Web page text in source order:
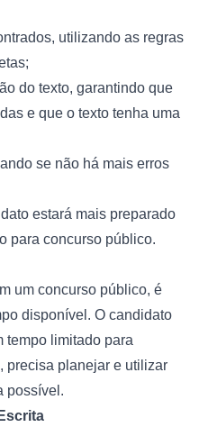
utilizando as regras
do texto, garantindo que
e que o texto tenha uma
se não há mais erros
estará mais preparado
para concurso público.
um concurso público, é
disponível. O candidato
tempo limitado para
precisa planejar e utilizar
possível.